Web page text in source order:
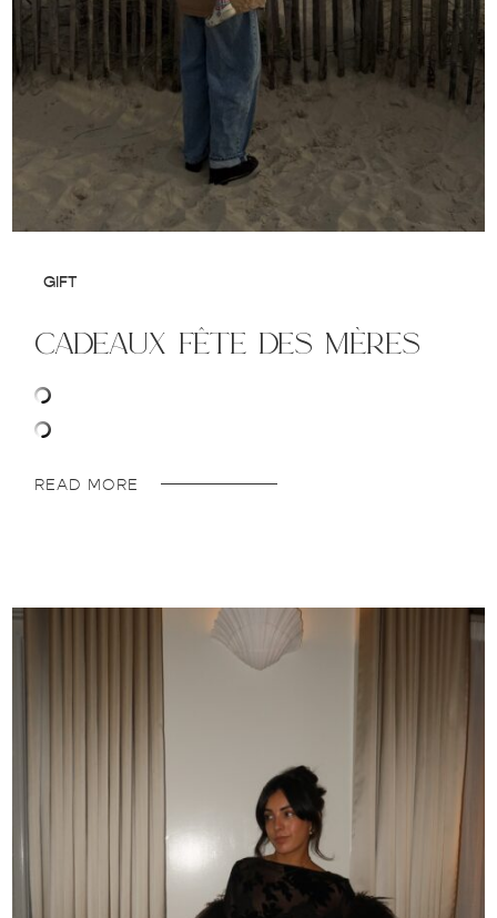
GIFT
cadeaux fête des mères
READ MORE